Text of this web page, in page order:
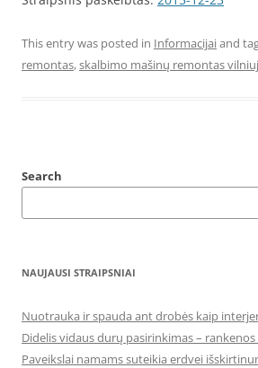
This entry was posted in Informacijaiand
remontas,skalbimo mašinų remontas
Search
NAUJAUSI STRAIPSNIAI
Nuotrauka ir spauda ant drobės kaip
Didelis vidaus durų pasirinkimas –
Paveikslai namams suteikia erdvei